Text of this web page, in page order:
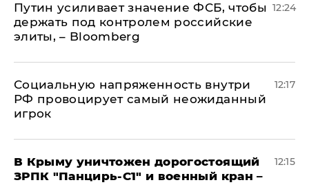
Путин усиливает значение ФСБ, чтобы
держать под контролем российские
элиты, – Bloomberg
12:24
Социальную напряженность внутри
РФ провоцирует самый неожиданный
игрок
12:17
В Крыму уничтожен дорогостоящий
ЗРПК "Панцирь-С1" и военный кран –
12:15